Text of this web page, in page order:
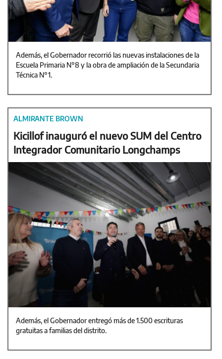
Además, el Gobernador recorrió las nuevas instalaciones de la
Escuela Primaria N°8 y la obra de ampliación de la Secundaria
Técnica N°1.
ALMIRANTE BROWN
Kicillof inauguró el nuevo SUM del Centro
Integrador Comunitario Longchamps
Además, el Gobernador entregó más de 1.500 escrituras
gratuitas a familias del distrito.